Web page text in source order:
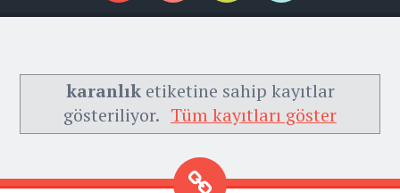
Menu WidgetsSocial Links
Search
karanlıketiketine sahip kayıtlar
gösteriliyor. Tüm kayıtları göster